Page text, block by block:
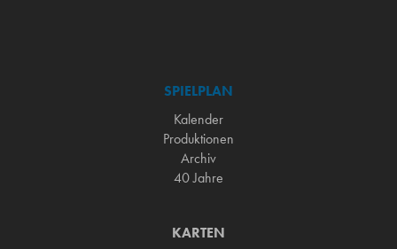
SPIELPLAN
Kalender
Produktionen
Archiv
40 Jahre
KARTEN